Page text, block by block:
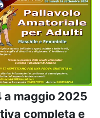
maggio 2025
completa e